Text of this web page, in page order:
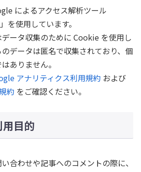
によるアクセス解析ツール
を使用しています。
ータ収集のために Cookie を使用し
データは匿名で収集されており、個
ありません。
アナリティクス利用規約 および
約 をご確認ください。
目的
合わせや記事へのコメントの際に、